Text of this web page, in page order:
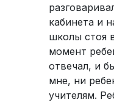
кабинета и
школы стоя
момент
отвечал, и
мне, ни
учителям.